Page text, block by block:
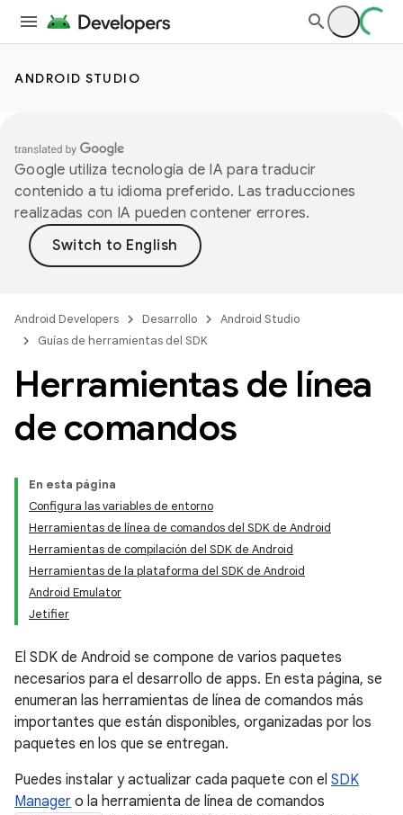
ANDROID STUDIO
Google utiliza tecnología de IA para traducir
contenido a tu idioma preferido. Las traducciones
realizadas con IA pueden contener errores.
Android Developers Desarrollo
Android Studio
Guías de herramientas del SDK
Herramientas de línea
de comandos
En esta página
Configura las variables de entorno
Herramientas de línea de comandos del SDK de Android
Herramientas de compilación del SDK de Android
Herramientas de la plataforma del SDK de Android
Android Emulator
Jetifier
El SDK de Android se compone de varios paquetes
necesarios para el desarrollo de apps. En esta página, se
enumeran las herramientas de línea de comandos más
importantes que están disponibles, organizadas por los
paquetes en los que se entregan.
Puedes instalar y actualizar cada paquete con el SDK
Manager o la herramienta de línea de comandos